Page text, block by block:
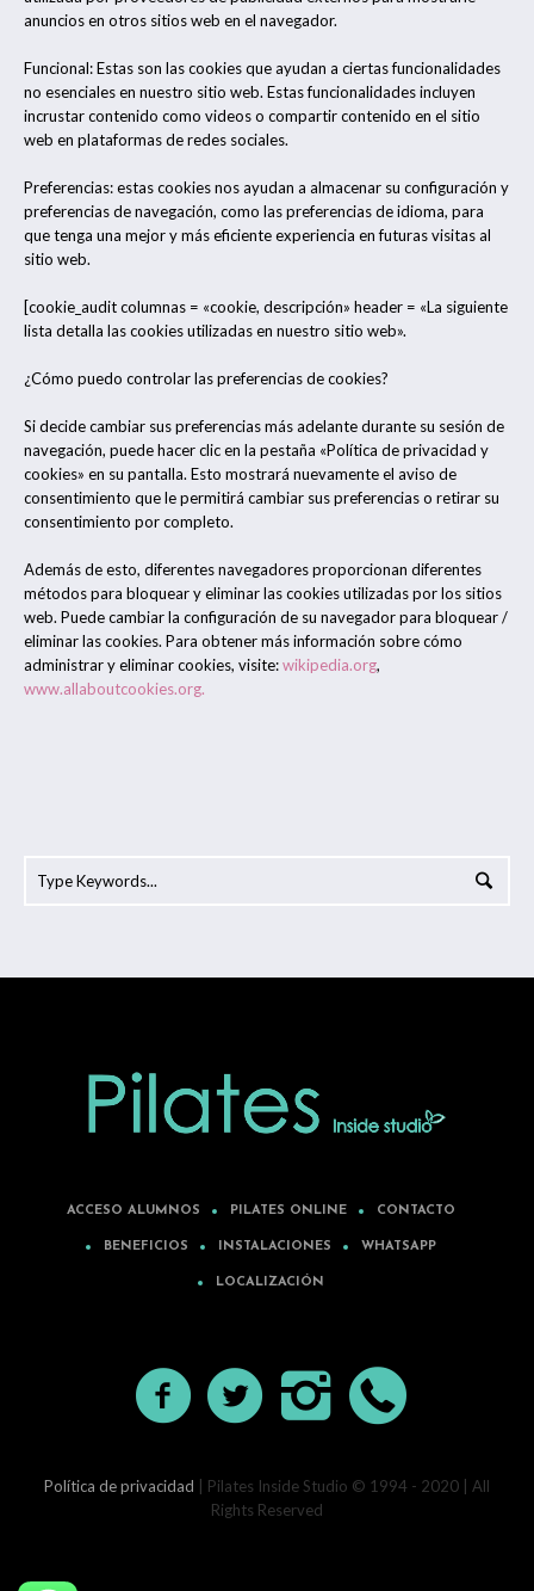
anuncios en otros sitios web en el navegador.
Funcional: Estas son las cookies que ayudan a ciertas funcionalidades
no esenciales en nuestro sitio web. Estas funcionalidades incluyen
incrustar contenido como videos o compartir contenido en el sitio
web en plataformas de redes sociales.
Preferencias: estas cookies nos ayudan a almacenar su configuración y
preferencias de navegación, como las preferencias de idioma, para
que tenga una mejor y más eficiente experiencia en futuras visitas al
sitio web.
[cookie_audit columnas = «cookie, descripción» header = «La siguiente
lista detalla las cookies utilizadas en nuestro sitio web».
¿Cómo puedo controlar las preferencias de cookies?
Si decide cambiar sus preferencias más adelante durante su sesión de
navegación, puede hacer clic en la pestaña «Política de privacidad y
cookies» en su pantalla. Esto mostrará nuevamente el aviso de
consentimiento que le permitirá cambiar sus preferencias o retirar su
consentimiento por completo.
Además de esto, diferentes navegadores proporcionan diferentes
métodos para bloquear y eliminar las cookies utilizadas por los sitios
web. Puede cambiar la configuración de su navegador para bloquear /
eliminar las cookies. Para obtener más información sobre cómo
administrar y eliminar cookies, visite:wikipedia.org,
www.allaboutcookies.org.
ACCESO ALUMNOS PILATES ONLINE CONTACTO
BENEFICIOS INSTALACIONES WHATSAPP
LOCALIZACIÓN
Política de privacidad | Pilates Inside Studio © 1994 - 2020 | All
Rights Reserved